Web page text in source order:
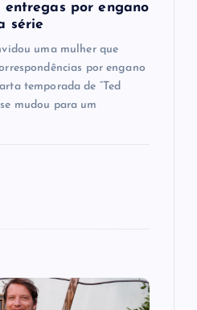
entregas por engano
série
uma mulher que
por engano
temporada de “Ted
mudou para um